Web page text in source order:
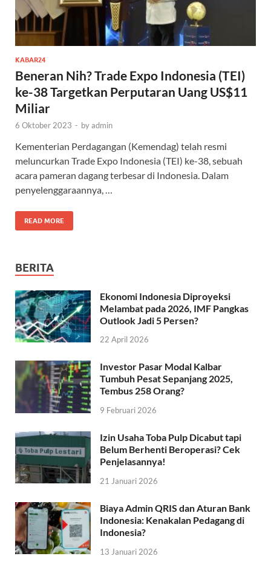
KABAR24
Beneran Nih? Trade Expo Indonesia (TEI)
ke-38 Targetkan Perputaran Uang US$11
Miliar
6 Oktober 2023 - byadmin
Kementerian Perdagangan (Kemendag) telah resmi
meluncurkan Trade Expo Indonesia (TEI) ke-38, sebuah
acara pameran dagang terbesar di Indonesia. Dalam
penyelenggaraannya, …
READ MORE
BERITA
Ekonomi Indonesia Diproyeksi
Melambat pada 2026, IMF Pangkas
Outlook Jadi 5 Persen?
22 April 2026
Investor Pasar Modal Kalbar
Tumbuh Pesat Sepanjang 2025,
Tembus 258 Orang?
9 Februari 2026
Izin Usaha Toba Pulp Dicabut tapi
Belum Berhenti Beroperasi? Cek
Penjelasannya!
21 Januari 2026
Biaya Admin QRIS dan Aturan Bank
Indonesia: Kenakalan Pedagang di
Indonesia?
13 Januari 2026